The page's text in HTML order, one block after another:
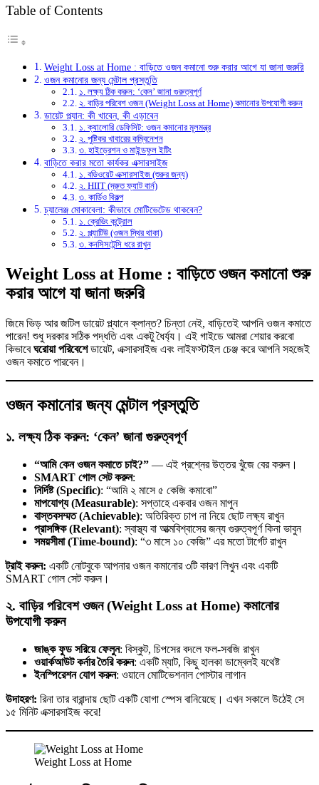
Table of Contents
Weight Loss at Home : বাড়িতে ওজন কমানো শুরু করার আগে যা জানা জরুরি
ওজন কমানোর জন্য মেন্টাল প্রস্তুতি
১. লক্ষ্য ঠিক করুন: ‘কেন’ জানা গুরুত্বপূর্ণ
২. বাড়ির পরিবেশ ওজন (Weight Loss at Home) কমানোর উপযোগী করুন
ডায়েট প্ল্যান: কী খাবেন, কী এড়াবেন
১. ক্যালোরি ডেফিসিট: ওজন কমানোর মূলমন্ত্র
২. পুষ্টিকর খাবারের কম্বিনেশন
৩. হাইড্রেশন ও মাইন্ডফুল ইটিং
বাড়িতে করার মতো কার্যকর এক্সারসাইজ
১. বডিওয়েট এক্সারসাইজ (শুরুর জন্য)
২. HIIT (দ্রুত ফ্যাট বার্ন)
৩. কার্ডিও বিকল্প
চ্যালেঞ্জ মোকাবেলা: কীভাবে মোটিভেটেড থাকবেন?
১. ক্রেভিং কন্ট্রোল
২. প্ল্যাটিউ (ওজন স্থির থাকা)
৩. কনসিসটেন্সি ধরে রাখুন
Weight Loss at Home : বাড়িতে ওজন কমানো শুরু
করার আগে যা জানা জরুরি
জিমে ভিড় আর জটিল ডায়েট প্ল্যানে ক্লান্ত? চিন্তা নেই, বাড়িতেই আপনি ওজন কমাতে
পারেন! শুধু দরকার সঠিক পদ্ধতি এবং একটু ধৈর্য্য। এই গাইডে আমরা শেয়ার করবো
কিভাবেঘরোয়া পরিবেশেডায়েট, এক্সারসাইজ এবং লাইফস্টাইল চেঞ্জ করে আপনি সহজেই
ওজন কমাতে পারবেন।
ওজন কমানোর জন্য মেন্টাল প্রস্তুতি
১. লক্ষ্য ঠিক করুন: ‘কেন’ জানা গুরুত্বপূর্ণ
“আমি কেন ওজন কমাতে চাই?” — এই প্রশ্নের উত্তর খুঁজে বের করুন।
SMART গোল সেট করুন:
নির্দিষ্ট (Specific): “আমি ২ মাসে ৫ কেজি কমাবো”
মাপযোগ্য (Measurable): সপ্তাহে একবার ওজন মাপুন
বাস্তবসম্মত (Achievable): অতিরিক্ত চাপ না নিয়ে ছোট লক্ষ্য রাখুন
প্রাসঙ্গিক (Relevant): স্বাস্থ্য বা আত্মবিশ্বাসের জন্য গুরুত্বপূর্ণ কিনা ভাবুন
সময়সীমা (Time-bound): “৩ মাসে ১০ কেজি” এর মতো টার্গেট রাখুন
ট্রাই করুন: একটি নোটবুকে আপনার ওজন কমানোর ৩টি কারণ লিখুন এবং একটি
SMART গোল সেট করুন।
২. বাড়ির পরিবেশ ওজন (Weight Loss at Home) কমানোর
উপযোগী করুন
জাঙ্ক ফুড সরিয়ে ফেলুন: বিস্কুট, চিপসের বদলে ফল-সবজি রাখুন
ওয়ার্কআউট কর্নার তৈরি করুন: একটি ম্যাট, কিছু হালকা ডাম্বেলই যথেষ্ট
ইনস্পিরেশন যোগ করুন: ওয়ালে মোটিভেশনাল পোস্টার লাগান
উদাহরণ: রিনা তার বারান্দায় ছোট একটি যোগা স্পেস বানিয়েছে। এখন সকালে উঠেই সে
১৫ মিনিট এক্সারসাইজ করে!
Weight Loss at Home